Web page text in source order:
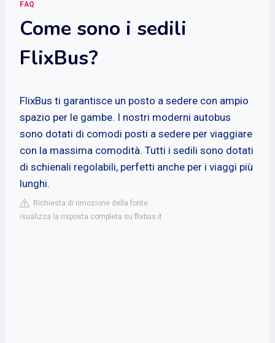
FAQ
Come sono i sedili
FlixBus?
FlixBus ti garantisce un posto a sedere con ampio
spazio per le gambe. I nostri moderni autobus
sono dotati di comodi posti a sedere per viaggiare
con la massima comodità. Tutti i sedili sono dotati
di schienali regolabili, perfetti anche per i viaggi più
lunghi.
Richiesta di rimozione della fonte
isualizza la risposta completa su flixbus.it